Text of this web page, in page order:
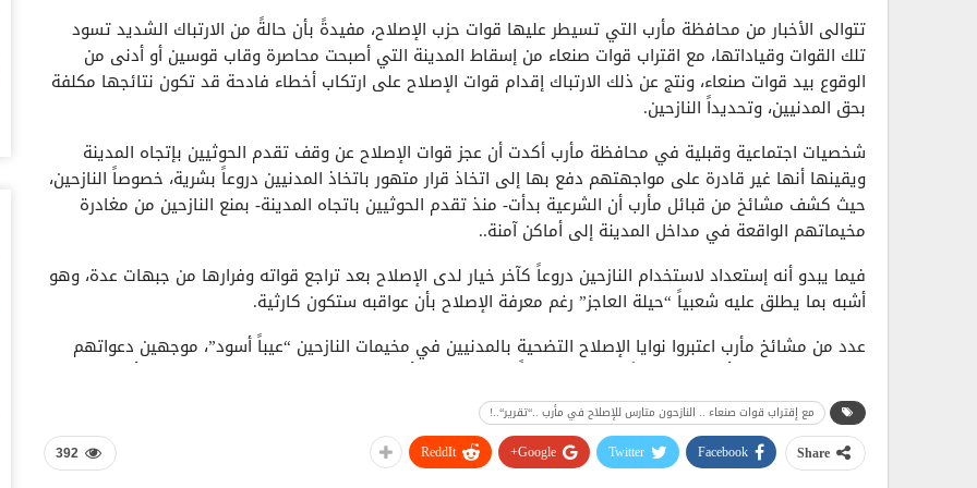
تتوالى الأخبار من محافظة مأرب التي تسيطر عليها قوات حزب الإصلاح، مفيدةً بأن حالةً من الارتباك الشديد تسود
تلك القوات وقياداتها، مع اقتراب قوات صنعاء من إسقاط المدينة التي أصبحت محاصرة وقاب قوسين أو أدنى من
الوقوع بيد قوات صنعاء، ونتج عن ذلك الارتباك إقدام قوات الإصلاح على ارتكاب أخطاء فادحة قد تكون نتائجها مكلفة
بحق المدنيين، وتحديداً النازحين.
شخصيات اجتماعية وقبلية في محافظة مأرب أكدت أن عجز قوات الإصلاح عن وقف تقدم الحوثيين بإتجاه المدينة
ويقينها أنها غير قادرة على مواجهتهم دفع بها إلى اتخاذ قرار متهور باتخاذ المدنيين دروعاً بشرية، خصوصاً النازحين،
حيث كشف مشائخ من قبائل مأرب أن الشرعية بدأت- منذ تقدم الحوثيين باتجاه المدينة- بمنع النازحين من مغادرة
مخيماتهم الواقعة في مداخل المدينة إلى أماكن آمنة..
فيما يبدو أنه إستعداد لاستخدام النازحين دروعاً كآخر خيار لدى الإصلاح بعد تراجع قواته وفرارها من جبهات عدة، وهو
أشبه بما يطلق عليه شعبياً “حيلة العاجز” رغم معرفة الإصلاح بأن عواقبه ستكون كارثية.
عدد من مشائخ مأرب اعتبروا نوايا الإصلاح التضحية بالمدنيين في مخيمات النازحين “عيباً أسود”، موجهين دعواتهم
لقوات الإصلاح إلى أن يكونوا رجالاً ويواجهوا بعيداً عن المخيمات، أو السماح للنازحين بالمغادرة للبحث عن أماكن آمنة
بعيدة عن خطوط المواجهة، بدل إجبارهم على البقاء ليتخذوا منهم دروعاً بشرية ومن ثم اتخاذهم كورقة للمزايدة
والابتزاز السياسي، غير مكترثين لأرواح النساء والأطفال التي تكتظ بها تلك المخيمات.
محافظ مأرب، المُعين من قبل حكومة صنعاء، علي طعيمان، طالب في وقت سابق بلجان دولية للتحقيق في ممارسات
مع إقتراب قوات صنعاء .. النازحون متارس للإصلاح في مأرب ..“تقرير“..!
392 Share
Facebook
Twitter
Google+
ReddIt